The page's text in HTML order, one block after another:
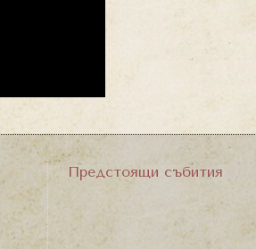
Предстоящи събития